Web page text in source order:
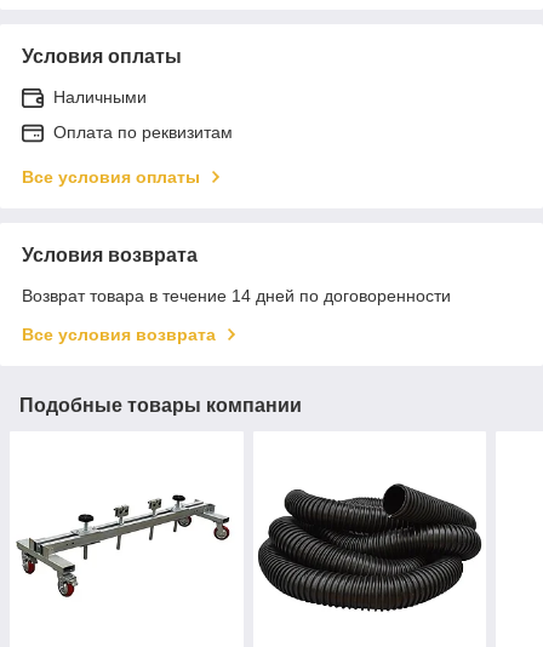
Условия оплаты
Наличными
Оплата по реквизитам
Все условия оплаты
Условия возврата
Возврат товара в течение 14 дней по договоренности
Все условия возврата
Подобные товары компании